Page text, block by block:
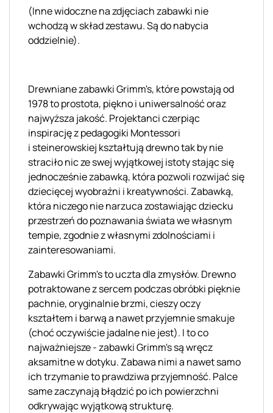
(Inne widoczne na zdjęciach zabawki nie
wchodzą w skład zestawu.Sądo nabycia
oddzielnie).
Drewniane zabawkiGrimm's, które powstająod
1978 to prostota, piękno i uniwersalność oraz
najwyższa jakość. Projektanci czerpiąc
inspirację z pedagogiki Montessori
i steinerowskiej kształtują drewno tak by nie
straciło nic ze swej wyjątkowej istoty stając się
jednocześnie zabawką, która pozwoli rozwijać się
dziecięcej wyobraźni i kreatywności. Zabawką,
która niczego nie narzuca zostawiając dziecku
przestrzeń do poznawania świata we własnym
tempie, zgodnie z własnymi zdolnościami i
zainteresowaniami.
ZabawkiGrimm'sto uczta dla zmysłów. Drewno
potraktowane z sercem podczas obróbki pięknie
pachnie, oryginalnie brzmi, cieszy oczy
kształtem i barwą a nawet przyjemnie smakuje
(choć oczywiście jadalne nie jest). I to co
najważniejsze - zabawkiGrimm'ssą wręcz
aksamitne w dotyku. Zabawa nimi a nawet samo
ich trzymanie to prawdziwa przyjemność. Palce
same zaczynają błądzić po ich powierzchni
odkrywając wyjątkową strukturę.